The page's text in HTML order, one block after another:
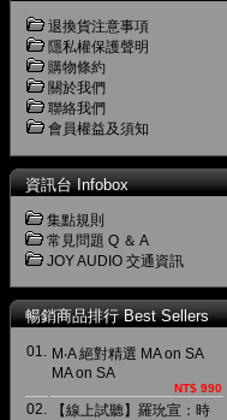
退換貨注意事項
隱私權保護聲明
購物條約
關於我們
聯絡我們
會員權益及須知
資訊台 Infobox
集點規則
常見問題 Q ＆ A
JOY AUDIO 交通資訊
暢銷商品排行 Best Sellers
01. M‧A 絕對精選 MA on SA
MA on SA
NT$ 990
02.
【線上試聽】羅玧宣：時